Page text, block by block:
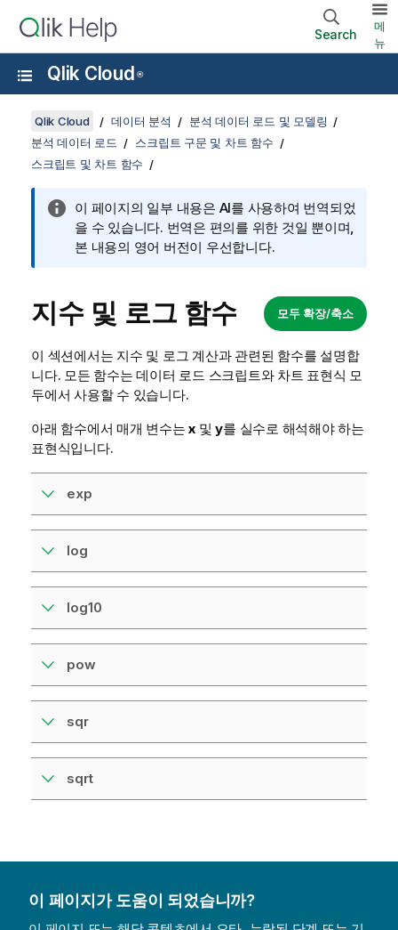
Search
메
뉴
Qlik Cloud ®
Qlik Cloud 데이터 분석
분석 데이터 로드 및 모델링
분석 데이터 로드
스크립트 구문 및 차트 함수
스크립트 및 차트 함수
이 페이지의 일부 내용은 AI를 사용하여 번역되었
을 수 있습니다. 번역은 편의를 위한 것일 뿐이며,
본 내용의 영어 버전이 우선합니다.
모두 확장/축소
지수 및 로그 함수
이 섹션에서는 지수 및 로그 계산과 관련된 함수를 설명합
니다. 모든 함수는 데이터 로드 스크립트와 차트 표현식 모
두에서 사용할 수 있습니다.
아래 함수에서 매개 변수는x 및y를 실수로 해석해야 하는
표현식입니다.
exp
log
log10
pow
sqr
sqrt
이 페이지가 도움이 되었습니까?